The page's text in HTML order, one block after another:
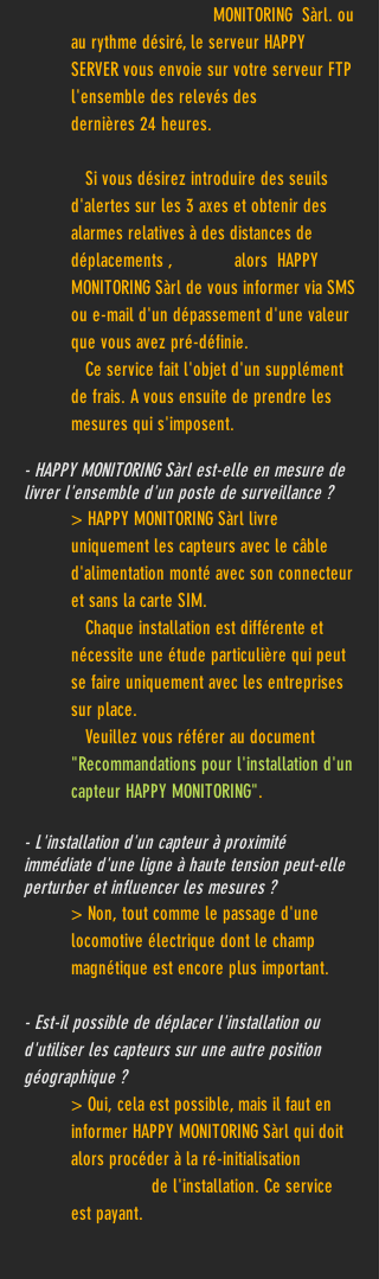
MONITORING Sàrl. ou
au rythme désiré, le serveur HAPPY
SERVER vous envoie sur votre serveur FTP
l'ensemble des relevés des
dernières 24 heures.
Si vous désirez introduire des seuils
d'alertes sur les 3 axes et obtenir des
alarmes relatives à des distances de
déplacements , alors HAPPY
MONITORING Sàrl de vous informer via SMS
ou e-mail d'un dépassement d'une valeur
que vous avez pré-définie.
Ce service fait l'objet d'un supplément
de frais. A vous ensuite de prendre les
mesures qui s'imposent.
- HAPPY MONITORING Sàrl est-elle en mesure de
livrer l'ensemble d'un poste de surveillance ?
> HAPPY MONITORING Sàrl livre
uniquement les capteurs avec le câble
d'alimentation monté avec son connecteur
et sans la carte SIM.
Chaque installation est différente et
nécessite une étude particulière qui peut
se faire uniquement avec les entreprises
sur place.
Veuillez vous référer au document
"Recommandations pour l'installation d'un
capteur HAPPY MONITORING".
- L'installation d'un capteur à proximité
immédiate d'une ligne à haute tension peut-elle
perturber et influencer les mesures ?
> Non, tout comme le passage d'une
locomotive électrique dont le champ
magnétique est encore plus important.
- Est-il possible de déplacer l'installation ou
d'utiliser les capteurs sur une autre position
géographique ?
> Oui, cela est possible, mais il faut en
informer HAPPY MONITORING Sàrl qui doit
alors procéder à la ré-initialisation
de l'installation. Ce service
est payant.